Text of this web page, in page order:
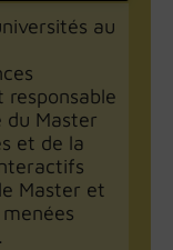
au
responsable
du Master
et de la
Master et